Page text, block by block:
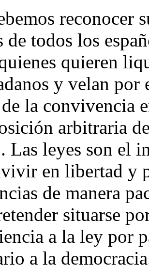
reconocer
de todos los
quieren
y velan por
la convivencia
arbitraria
Las leyes son el
en libertad y
de manera
situarse
a la ley por
a la